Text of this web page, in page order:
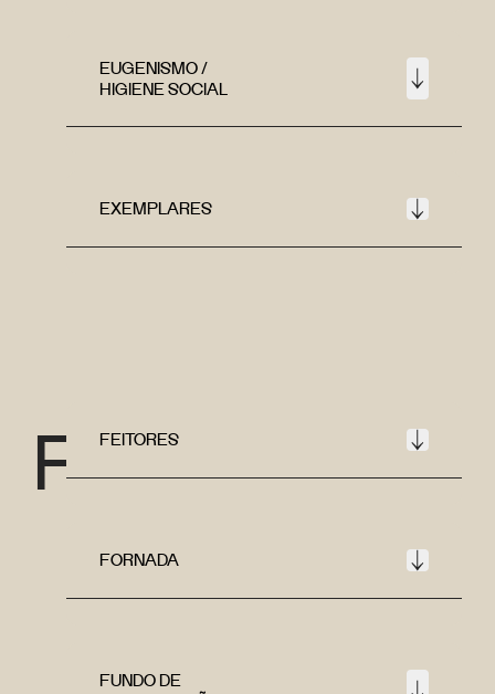
EUGENISMO /
HIGIENE SOCIAL
EXEMPLARES
F FEITORES
FORNADA
FUNDO DE